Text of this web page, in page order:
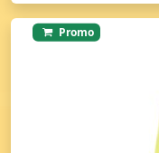
Promo